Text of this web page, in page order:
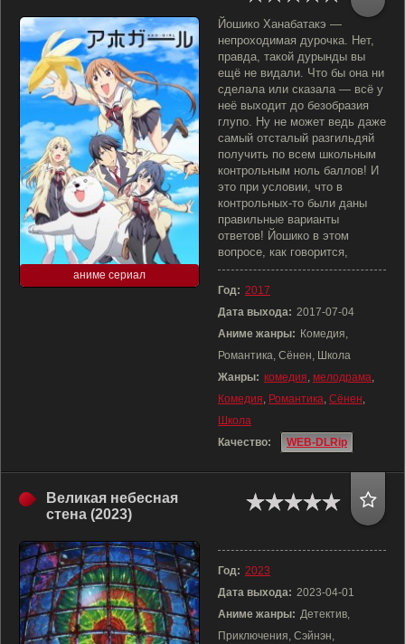
аниме сериал
Йошико Ханабатакэ —
непроходимая дурочка. Нет,
правда, такой дурынды вы
ещё не видали. Что бы она ни
сделала или сказала — всё у
неё выходит до безобразия
глупо. Ну не может ведь даже
самый отсталый разгильдяй
получить по всем школьным
контрольным ноль баллов! И
это при условии, что в
контрольных-то были даны
правильные варианты
ответов! Йошико в этом
вопросе, как говорится,
Год: 2017
Дата выхода: 2017-07-04
Аниме жанры: Комедия,
Романтика, Сёнен, Школа
Жанры: комедия, мелодрама,
Комедия, Романтика, Сёнен,
Школа
Качество:
WEB-DLRip
Великая небесная
стена (2023)
Год: 2023
Дата выхода: 2023-04-01
Аниме жанры: Детектив,
Приключения, Сэйнэн,